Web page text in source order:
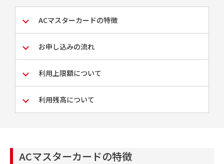
ACマスターカードの特徴
お申し込みの流れ
利用上限額について
利用残高について
ACマスターカードの特徴